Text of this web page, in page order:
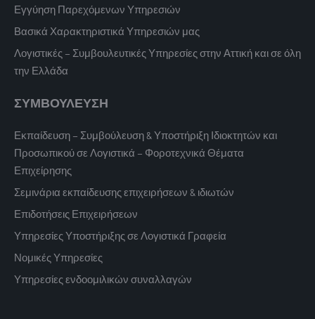
Εγγύηση Παρεχόμενων Υπηρεσιών
Βασικά Χαρακτηριστικά Υπηρεσιών μας
Λογιστικές – Συμβουλευτικές Υπηρεσίες στην Αττική και σε όλη
την Ελλάδα
ΣΥΜΒΟΥΛΕΥΣΗ
Εκπαίδευση – Συμβούλευση & Υποστήριξη Ιδιοκτητών και
Προσωπικού σε Λογιστικά – Φοροτεχνικά Θέματα
Επιχείρησης
Σεμινάρια εκπαίδευσης επιχειρήσεων & ιδιωτών
Επιδοτήσεις Επιχειρήσεων
Υπηρεσίες Υποστήριξης σε Λογιστικά Γραφεία
Νομικές Υπηρεσίες
Υπηρεσίες ενδοομιλικών συναλλαγών